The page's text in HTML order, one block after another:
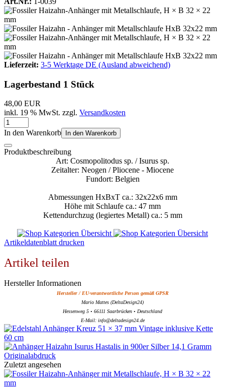
Lieferzeit: 3-5 Werktage DE (Ausland abweichend)
Lagerbestand 1 Stück
48,00 EUR
inkl. 19 % MwSt. zzgl. Versandkosten
In den Warenkorb In den Warenkorb
Produktbeschreibung
Art: Cosmopolitodus sp. / Isurus sp.
Zeitalter: Neogen / Pliocene - Miocene
Fundort: Belgien
Abmessungen HxBxT ca.: 32x22x6 mm
Höhe mit Schlaufe ca.: 47 mm
Kettendurchzug (legiertes Metall) ca.: 5 mm
Artikeldatenblatt drucken
Artikel teilen
Hersteller Informationen
Hersteller / EU-verantwortliche Person gemäß GPSR
Mario Mattes (DeltaDesign24)
Hessenweg 5 • 66111 Saarbrücken • Deutschland
E-Mail: info@deltadesign24.de
Zuletzt angesehen